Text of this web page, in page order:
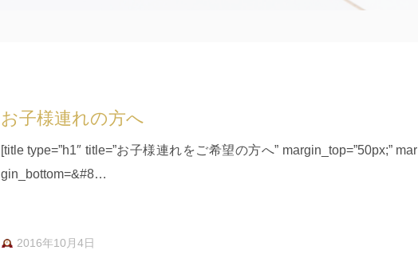
お子様連れの方へ
[title type=”h1″ title=”お子様連れをご希望の方へ” margin_top=”50px;” mar
gin_bottom=&#8…
2016年10月4日